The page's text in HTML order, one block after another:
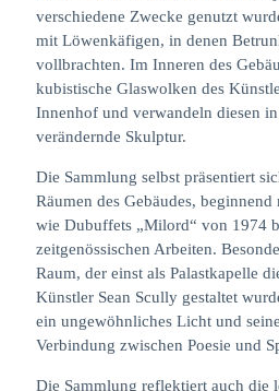
verschiedene Zwecke genutzt
mit Löwenkäfigen, in denen
vollbrachten. Im Inneren des
kubistische Glaswolken des
Innenhof und verwandeln diesen
verändernde Skulptur.
Die Sammlung selbst präsentiert
Räumen des Gebäudes,
wie Dubuffets „Milord“ von 1974
zeitgenössischen Arbeiten.
Raum, der einst als Palastkapelle
Künstler Sean Scully gestaltet
ein ungewöhnliches Licht und
Verbindung zwischen Poesie und
Die Sammlung reflektiert auch die